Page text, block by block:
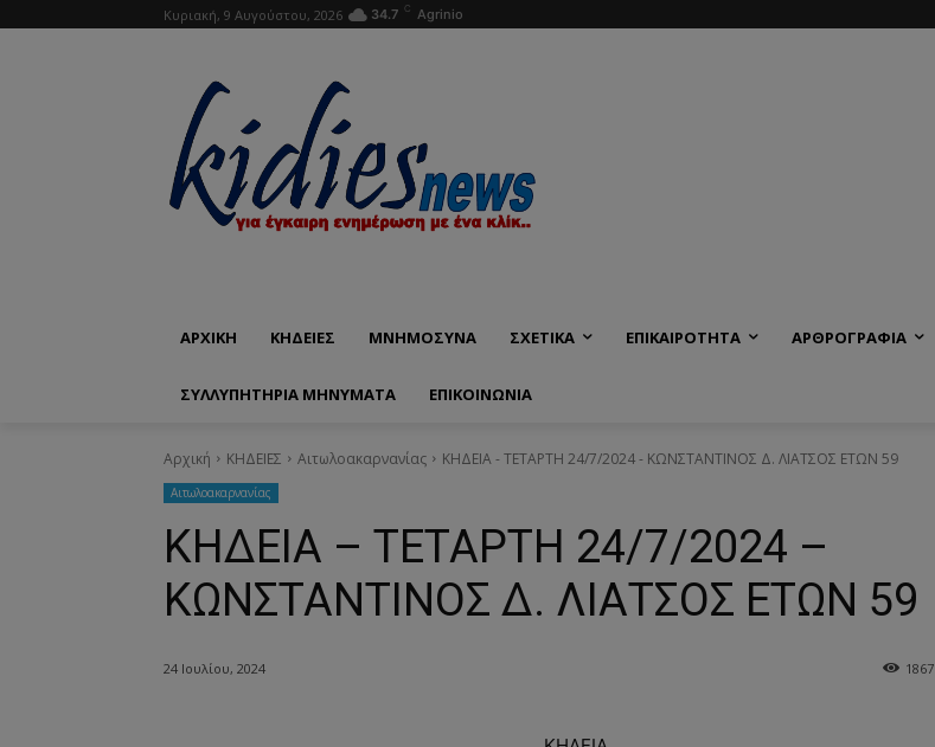
Κυριακή, 9 Αυγούστου, 2026 34.7 C Agrinio
ΑΡΧΙΚΗ ΚΗΔΕΙΕΣ ΜΝΗΜΟΣΥΝΑ ΣΧΕΤΙΚΑ ΕΠΙΚΑΙΡΟΤΗΤΑ ΑΡΘΡΟΓΡΑΦΙΑ
ΣΥΛΛΥΠΗΤΗΡΙΑ ΜΗΝΥΜΑΤΑ ΕΠΙΚΟΙΝΩΝΊΑ
Αρχική ΚΗΔΕΙΕΣ Aιτωλοακαρνανίας ΚΗΔΕΙΑ - ΤΕΤΑΡΤΗ 24/7/2024 - ΚΩΝΣΤΑΝΤΙΝΟΣ Δ. ΛΙΑΤΣΟΣ ΕΤΩΝ 59
Aιτωλοακαρνανίας
ΚΗΔΕΙΑ – ΤΕΤΑΡΤΗ 24/7/2024 –
ΚΩΝΣΤΑΝΤΙΝΟΣ Δ. ΛΙΑΤΣΟΣ ΕΤΩΝ 59
24 Ιουλίου, 2024 1867